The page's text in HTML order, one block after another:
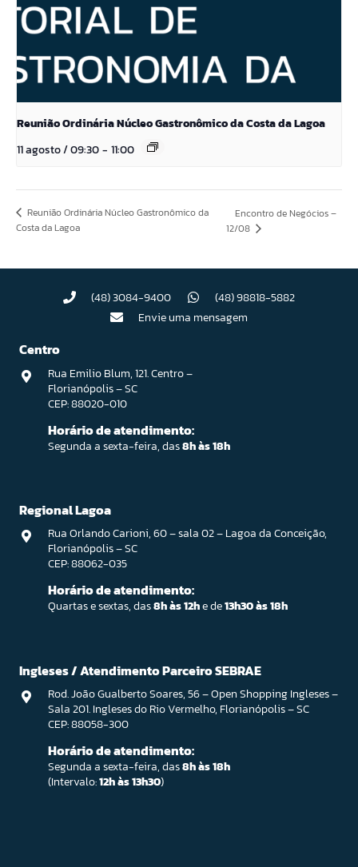
Reunião Ordinária Núcleo Gastronômico da Costa da Lagoa
11 agosto / 09:30- 11:00
Reunião Ordinária Núcleo Gastronômico da
Costa da Lagoa
Encontro de Negócios –
12/08
(48) 3084-9400
(48) 98818-5882
Envie uma mensagem
Centro
Rua Emilio Blum, 121. Centro –
Florianópolis – SC
CEP: 88020-010
Horário de atendimento:
Segunda a sexta-feira, das8h às 18h
Regional Lagoa
Rua Orlando Carioni, 60 – sala 02 – Lagoa da Conceição,
Florianópolis – SC
CEP: 88062-035
Horário de atendimento:
Quartas e sextas, das8h às 12he de13h30 às 18h
Ingleses / Atendimento Parceiro SEBRAE
Rod. João Gualberto Soares, 56 – Open Shopping Ingleses –
Sala 201. Ingleses do Rio Vermelho, Florianópolis – SC
CEP: 88058-300
Horário de atendimento:
Segunda a sexta-feira, das8h às 18h
(Intervalo:12h às 13h30)